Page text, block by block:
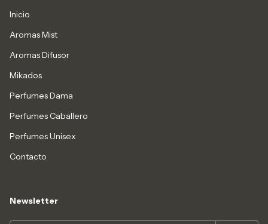
Inicio
Aromas Mist
Aromas Difusor
Mikados
Perfumes Dama
Perfumes Caballero
Perfumes Unisex
Contacto
Newsletter